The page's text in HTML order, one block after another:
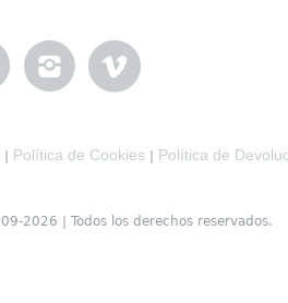
Política de Cookies Política de
2026 | Todos los derechos reservados.